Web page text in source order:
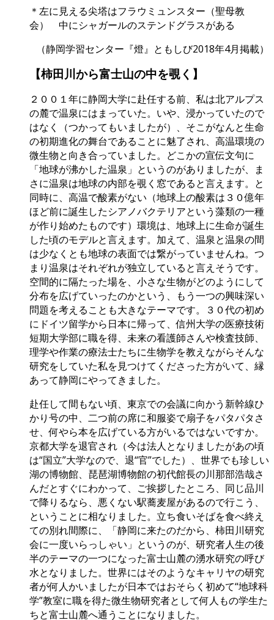
＊左に見える尖塔はフラウミュンスター（聖母教
会） 中にシャガールのステンドグラスがある
（静岡学習センター『燈』ともしび2018年4月掲載）
【柿田川から富士山の中を覗く】
２００１年に静岡大学に赴任する前、私は北アルプス
の麓で温泉にはまっていた。いや、浸かっていたので
はなく（つかってもいましたが）、そこがなんと生命
の初期進化の舞台であることに魅了され、高温環境の
微生物と向き合っていました。どこかの宣伝文句に
「地球が沸かした温泉」というのがありましたが、ま
さに温泉は地球の内部を覗く窓であると言えます。と
同時に、高温で酸素がない（地球上の酸素は３０億年
ほど前に誕生したシアノバクテリアという藻類の一種
が作り始めたものです）環境は、地球上に生命が誕生
した頃のモデルと言えます。加えて、温泉と温泉の間
は少なくとも地球の表面では繋がっていませんね。つ
まり温泉はそれぞれが独立していると言えそうです。
空間的に隔たった場を、小さな生物がどのようにして
分布を広げていったのかという、もう一つの興味深い
問題を考えることも大きなテーマです。３０代の初め
にドイツ留学から日本に帰って、信州大学の医療技術
短期大学部に職を得、未来の看護師さんや検査技師、
理学や作業の療法士たちに生物学を教えながらそんな
研究をしていた私を見つけてくださった方がいて、縁
あって静岡にやってきました。
赴任して間もない頃、東京での会議に向かう新幹線ひ
かり号の中、二つ前の席に和服姿で扇子をパタパタさ
せ、何やら本を広げている方がいるではないですか。
京都大学を退官され（今は法人となりましたがあの頃
は“国立”大学なので、退“官”でした）、世界でも珍しい
湖の博物館、琵琶湖博物館の初代館長の川那部浩哉さ
んだとすぐにわかって、ご挨拶したところ、同じ品川
で降りるなら、悪くない駅蕎麦屋があるので行こう、
ということに相なりました。立ち食いそばを食べ終え
ての別れ間際に、「静岡に来たのだから、柿田川研究
会に一度いらっしゃい」というのが、研究者人生の後
半のテーマの一つになった富士山麓の湧水研究の呼び
水となりました。世界にはそのようなキャリヤの研究
者が何人かいましたが日本ではおそらく初めて“地球科
学”教室に職を得た微生物研究者として何人もの学生た
ちと富士山麓へ通うことになりました。